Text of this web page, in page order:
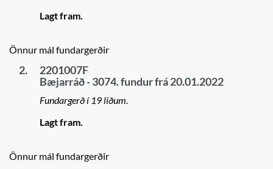
Lagt fram.
Önnur mál fundargerðir
2.
2201007F
Bæjarráð - 3074. fundur frá 20.01.2022
Fundargerð í 19 liðum.
Lagt fram.
Önnur mál fundargerðir